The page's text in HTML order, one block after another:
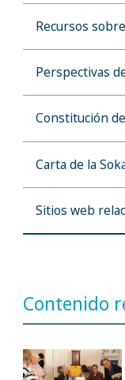
Recursos
Perspectivas
Constitución
Carta de la
Sitios web
Contenido